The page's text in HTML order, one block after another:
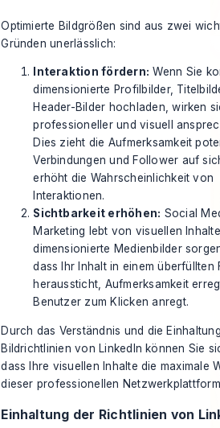
Optimierte Bildgrößen sind aus zwei
Gründen unerlässlich:
Interaktion fördern: Wenn Sie
dimensionierte Profilbilder,
Header-Bilder hochladen, wirken
professioneller und visuell
Dies zieht die Aufmerksamkeit
Verbindungen und Follower auf
erhöht die Wahrscheinlichkeit von
Interaktionen.
Sichtbarkeit erhöhen: Social
Marketing lebt von visuellen
dimensionierte Medienbilder
dass Ihr Inhalt in einem überfüllten
heraussticht, Aufmerksamkeit
Benutzer zum Klicken anregt.
Durch das Verständnis und die
Bildrichtlinien von LinkedIn können Sie
dass Ihre visuellen Inhalte die maximale
dieser professionellen
Einhaltung der Richtlinien von